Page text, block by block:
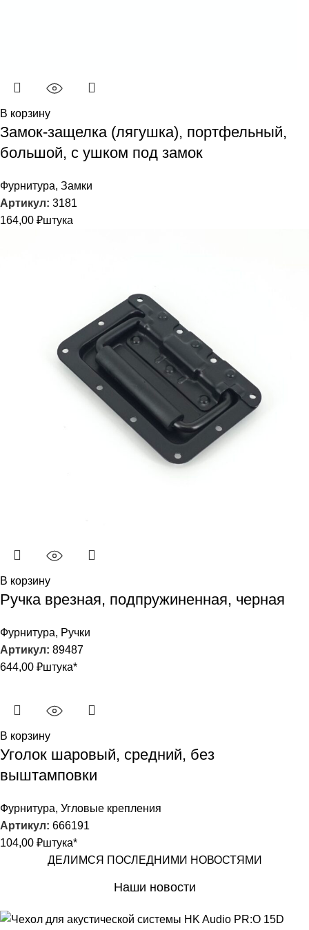
В корзину
Замок-защелка (лягушка), портфельный,
большой, с ушком под замок
Фурнитура, Замки
Артикул: 3181
164,00 ₽штука
В корзину
Ручка врезная, подпружиненная, черная
Фурнитура, Ручки
Артикул: 89487
644,00 ₽штука*
В корзину
Уголок шаровый, средний, без
выштамповки
Фурнитура, Угловые крепления
Артикул: 666191
104,00 ₽штука*
ДЕЛИМСЯ ПОСЛЕДНИМИ НОВОСТЯМИ
Наши новости